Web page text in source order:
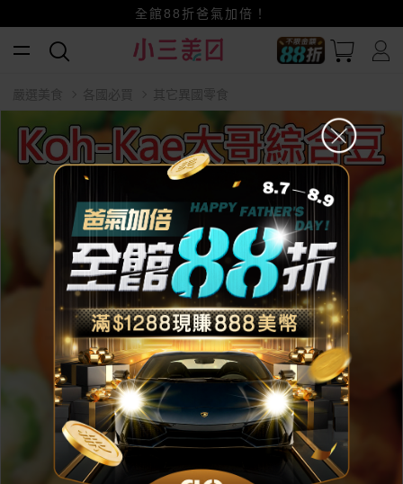
賺美幣~換好禮~立即換GO~
小三美日x全支付~美幣+全點折上折超划算
全館88折爸氣加倍！
嚴選美食 各國必買 其它異國零食